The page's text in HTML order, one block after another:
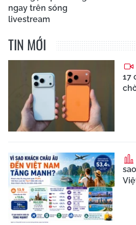
ngay trên sóng
livestream
TIN MỚI
17